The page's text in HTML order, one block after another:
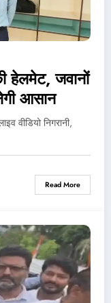
हेलमेट, जवानों
आसान
वीडियो निगरानी,
Read More